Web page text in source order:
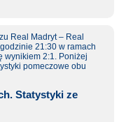
Statystyki ze